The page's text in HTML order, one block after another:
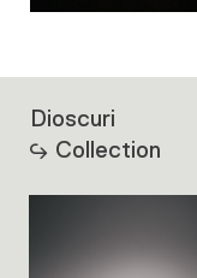
Dioscuri
Collection